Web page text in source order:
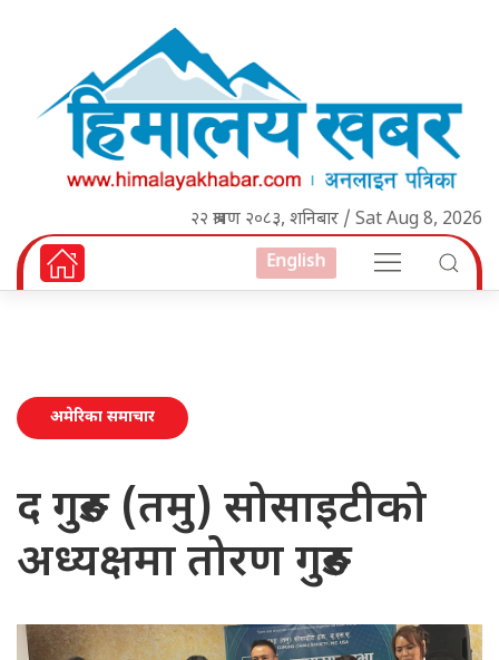
२२ श्रावण २०८३, शनिबार / Sat Aug 8, 2026
English
अमेरिका समाचार
द गुरुङ (तमु) सोसाइटीको
अध्यक्षमा तोरण गुरुङ